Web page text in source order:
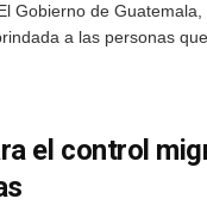
Gobierno de
a las personas
el control